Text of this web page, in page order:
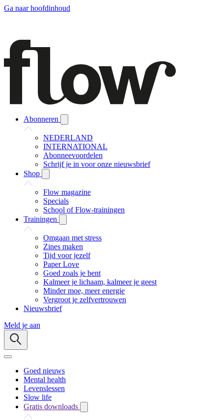
Ga naar hoofdinhoud
Abonneren
NEDERLAND
INTERNATIONAL
Abonneevoordelen
Schrijf je in voor onze nieuwsbrief
Shop
Flow magazine
Specials
School of Flow-trainingen
Trainingen
Omgaan met stress
Zines maken
Tijd voor jezelf
Paper Love
Goed zoals je bent
Kalmeer je lichaam, kalmeer je geest
Minder moe, meer energie
Vergroot je zelfvertrouwen
Nieuwsbrief
Meld je aan
Goed nieuws
Mental health
Levenslessen
Slow life
Gratis downloads